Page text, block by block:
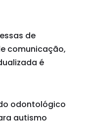
de
comunicação,
é
odontológico
autismo